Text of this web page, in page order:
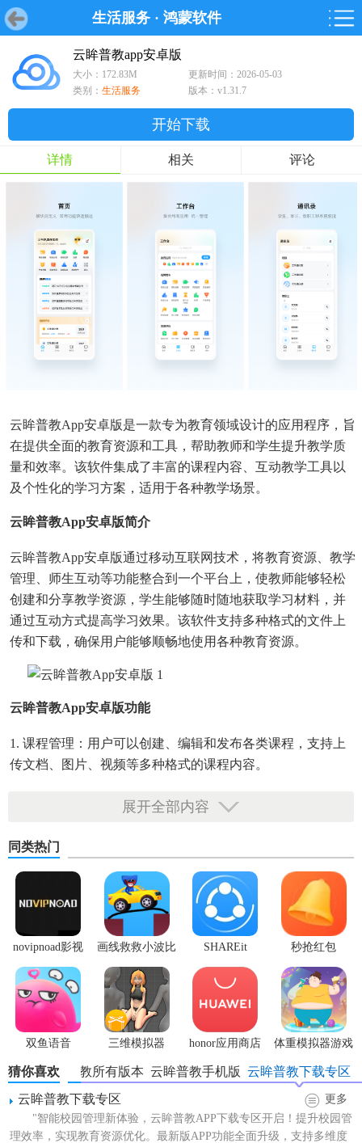
生活服务 · 鸿蒙软件
首页 游戏 软件
游戏 软件 鸿蒙
游戏
鸿蒙
软件
专题
云眸普教app安卓版
大小：172.83M
更新时间：2026-05-03
类别： 生活服务 版本：v1.31.7
开始下载
详情 相关 评论
云眸普教app安卓版是一款专为教育领域设计的应用程序，旨
在提供全面的教育资源和工具，帮助教师和学生提升教学质
量和效率。该软件集成了丰富的课程内容、互动教学工具以
及个性化的学习方案，适用于各种教学场景。
云眸普教app安卓版简介
云眸普教app安卓版通过移动互联网技术，将教育资源、教学
管理、师生互动等功能整合到一个平台上，使教师能够轻松
创建和分享教学资源，学生能够随时随地获取学习材料，并
通过互动方式提高学习效果。该软件支持多种格式的文件上
传和下载，确保用户能够顺畅地使用各种教育资源。
云眸普教app安卓版功能
1. 课程管理：用户可以创建、编辑和发布各类课程，支持上
传文档、图片、视频等多种格式的课程内容。
2. 互动教学：提供实时问答、在线讨论、投票调查等互动功
3. 作业布置与批改：支持作业发布、提交、批改和反馈，方
便教师管理学生的学习进度和成果。
4. 学习报告：生成详细的学习报告，包括学习时长、完成进
度、测试成绩等，帮助学生和教师了解学习效果。
1. 个性化学习：根据学生的学习习惯和进度，智能推荐适合
的学习资源和路径。
2. 实时同步：支持多设备同步，用户可以在不同设备上无缝
切换，随时继续学习。
3. 丰富资源：整合了海量的教育资源，包括教材、题库、教
学视频等，满足不同学科的学习需求。
展开全部内容
同类热门
novipnoad影视
平台手机版
画线救救小波比
最新版
SHAREit
秒抢红包
app2.7.3
双鱼语音
三维模拟器
1.5.23
honor应用商店 体重模拟器游戏
猜你喜欢 云眸普教下载专区
云眸普教手机版
云眸普教所有版本
云眸普教下载专区
更多
"智能校园管理新体验，云眸普教APP下载专区开启！提升校园管
理效率，实现教育资源优化。最新版APP功能全面升级，支持多维度